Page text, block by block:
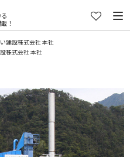
！
建設株式会社 本社
株式会社 本社